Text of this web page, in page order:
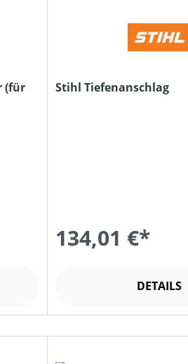
(für
Stihl Tiefenanschlag
134,01 €*
DETAILS